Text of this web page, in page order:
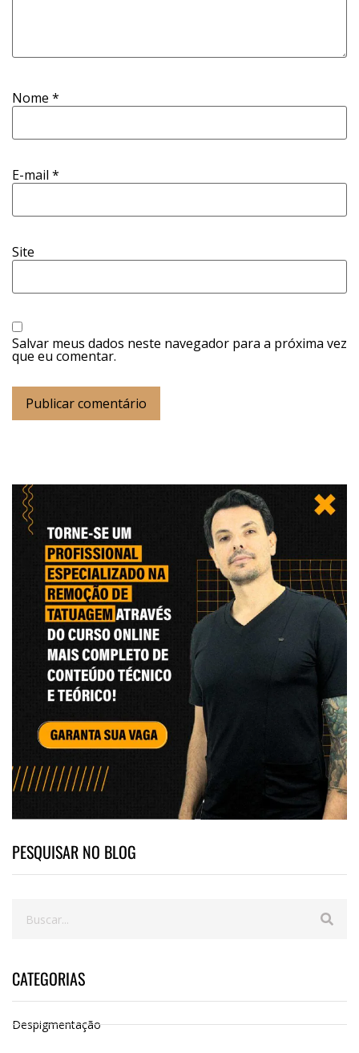
Nome *
E-mail *
Site
Salvar meus dados neste navegador para a próxima vez
que eu comentar.
PESQUISAR NO BLOG
CATEGORIAS
Despigmentação